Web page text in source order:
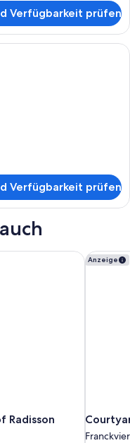
Verfügbarkeit prüfen
mit Bett,
Verfügbarkeit prüfen
Radisson
IndividualsAnzeige